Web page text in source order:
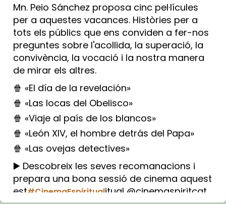
Mn. Peio Sánchez proposa cinc pel·lícules
per a aquestes vacances. Històries per a
tots els públics que ens conviden a fer-nos
preguntes sobre l'acollida, la superació, la
convivència, la vocació i la nostra manera
de mirar els altres.
🍿 «El día de la revelación»
🍿 «Las locas del Obelisco»
🍿 «Viaje al país de los blancos»
🍿 «León XIV, el hombre detrás del Papa»
🍿 «Las ovejas detectives»
▶️ Descobreix les seves recomanacions i
prepara una bona sessió de cinema aquest
est#CinemaEspiritualitual @cinemaspiritcat